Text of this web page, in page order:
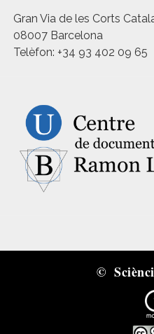
Gran Via de les Corts
08007 Barcelona
Telèfon: +34 93 402 09 65
©